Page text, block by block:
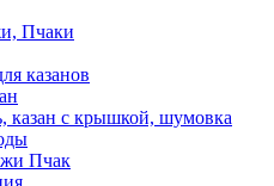
Пчаки
казанов
казан с крышкой, шумовка
Пчак